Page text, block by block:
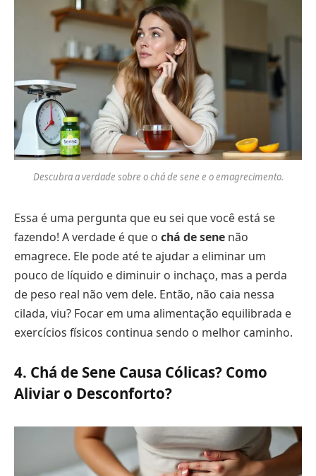
Descubra a verdade sobre o chá de sene e o emagrecimento.
Essa é uma pergunta que eu sei que você está se
fazendo! A verdade é que o chá de sene não
emagrece. Ele pode até te ajudar a eliminar um
pouco de líquido e diminuir o inchaço, mas a perda
de peso real não vem dele. Então, não caia nessa
cilada, viu? Focar em uma alimentação equilibrada e
exercícios físicos continua sendo o melhor caminho.
4. Chá de Sene Causa Cólicas? Como
Aliviar o Desconforto?